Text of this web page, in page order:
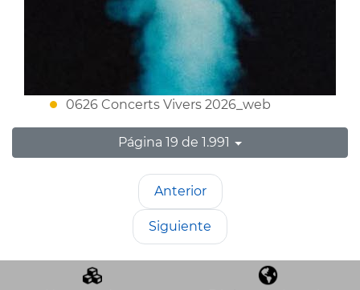
0626 Concerts Vivers 2026_web
Página 19 de 1.991
Anterior
Siguiente